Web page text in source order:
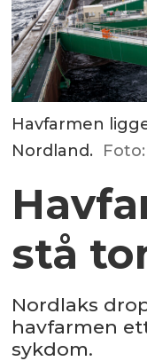
Havfarmen
Nordland.
stå
Nordlaks
havfarmen
sykdom.